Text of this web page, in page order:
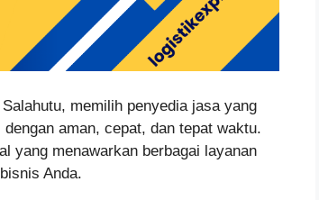
memilih penyedia jasa yang
aman, cepat, dan tepat waktu.
yang menawarkan berbagai layanan
Anda.